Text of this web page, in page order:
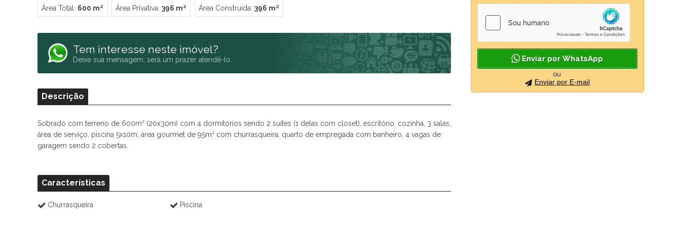
Residencial Vila SuiÇa
Santa Tereza I
Villa das Flores Res. Margarida
Vista Linda
Área Total: 600 m² Área Privativa: 396 m² Área Construída: 396 m²
Tem interesse neste imóvel?
Deixe sua mensagem, será um prazer atendê-lo.
Descrição
Sobrado com terreno de 600m² (20x30m) com 4 dormitórios sendo 2 suítes (1 delas com closet), escritório, cozinha, 3 salas,
área de serviço, piscina 5x10m, área gourmet de 95m² com churrasqueira, quarto de empregada com banheiro, 4 vagas de
garagem sendo 2 cobertas.
Características
Churrasqueira Piscina
Enviar por WhatsApp
ou
Enviar por E-mail